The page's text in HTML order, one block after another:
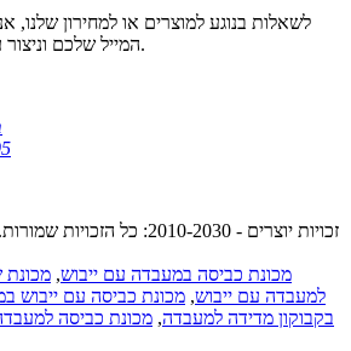
לשאלות בנוגע למוצרים או למחירון שלנו,
המייל שלכם וניצור עמכם קשר תוך 24 שעות.
© זכויות יוצרים - 2010-2030: כל הזכויות שמורות.
מכונת כביסה במעבדה עם ייבוש, מכונת
למעבדה עם ייבוש, מכונת כביסה עם ייבוש
בקבוקון מדידה למעבדה, מכונת כביסה